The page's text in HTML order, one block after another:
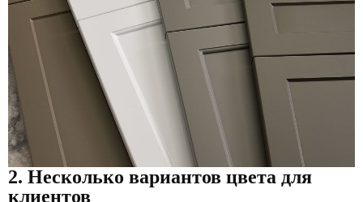
2. Несколько вариантов цвета для
клиентов